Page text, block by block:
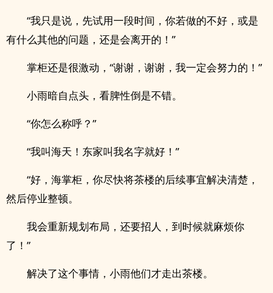
“我只是说，先试用一段时间，你若做的不好，或是
有什么其他的问题，还是会离开的！”
掌柜还是很激动，“谢谢，谢谢，我一定会努力的！”
小雨暗自点头，看脾性倒是不错。
“你怎么称呼？”
“我叫海天！东家叫我名字就好！”
“好，海掌柜，你尽快将茶楼的后续事宜解决清楚，
然后停业整顿。
我会重新规划布局，还要招人，到时候就麻烦你
了！”
解决了这个事情，小雨他们才走出茶楼。